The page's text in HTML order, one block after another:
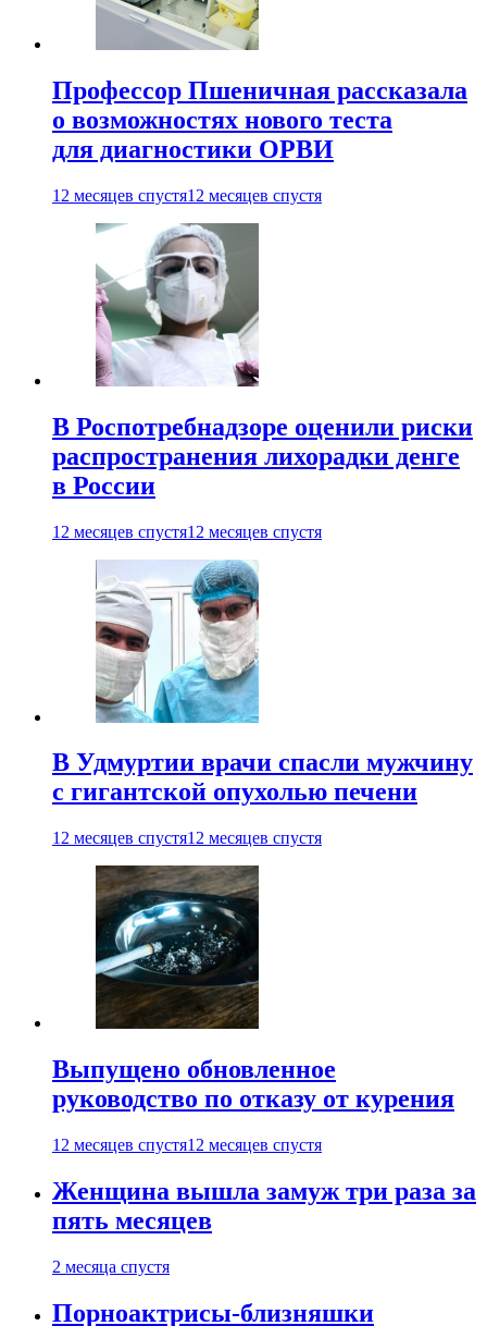
Профессор Пшеничная рассказала
о возможностях нового теста
для диагностики ОРВИ
12 месяцев спустя12 месяцев спустя
В Роспотребнадзоре оценили риски
распространения лихорадки денге
в России
12 месяцев спустя12 месяцев спустя
В Удмуртии врачи спасли мужчину
с гигантской опухолью печени
12 месяцев спустя12 месяцев спустя
Выпущено обновленное
руководство по отказу от курения
12 месяцев спустя12 месяцев спустя
Женщина вышла замуж три раза за
пять месяцев
2 месяца спустя
Порноактрисы-близняшки